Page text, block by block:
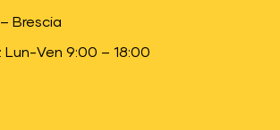
Brescia
Lun-Ven 9:00 – 18:00